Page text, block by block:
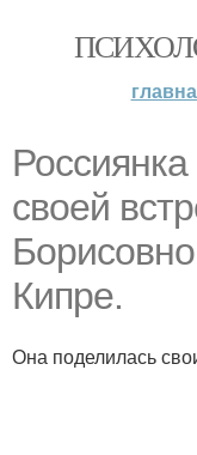
своей
Кипре.
Она поделилась